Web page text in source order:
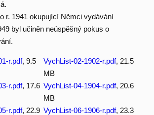
r. 1941 okupující Němci vydávání
byl učiněn neúspěšný pokus o
r.pdf, 9.5
VychList-02-1902-r.pdf, 21.5
MB
r.pdf, 17.6 VychList-04-1904-r.pdf, 20.6
MB
r.pdf, 22.9 VychList-06-1906-r.pdf, 23.3